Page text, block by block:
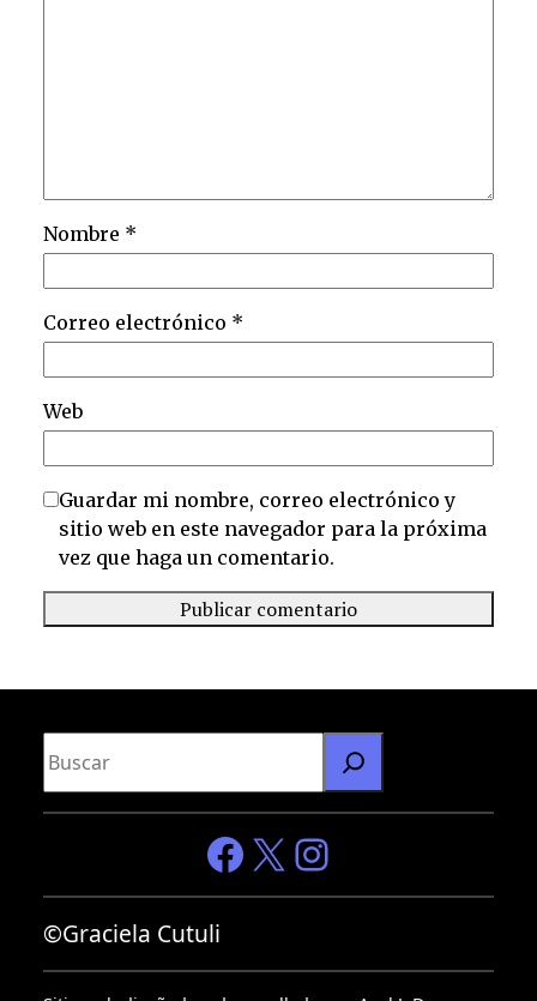
Nombre *
Correo electrónico *
Web
Guardar mi nombre, correo electrónico y
sitio web en este navegador para la próxima
vez que haga un comentario.
u
r
Facebook X Instagram
©Graciela Cutuli